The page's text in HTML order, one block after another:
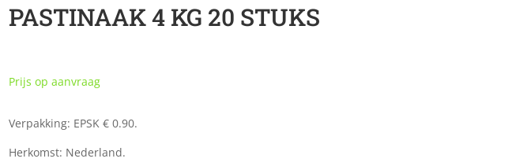
PASTINAAK 4 KG 20 STUKS
Prijs op aanvraag
Verpakking: EPSK € 0.90.
Herkomst: Nederland.